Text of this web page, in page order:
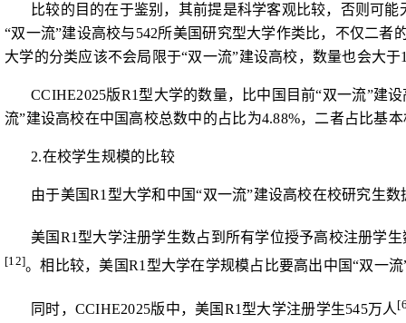
比较的目的在于鉴别，其前提是科学客观比较，否则可
“双一流”建设高校与542所美国研究型大学作类比，不仅二者
大学的分类应该不会局限于“双一流”建设高校，数量也会大于
CCIHE2025版R1 型大学的数量，比中国目前“双一流”建
流”建设高校在中国高校总数中的占比为4.88%，二者占比基
2.在校学生规模的比较
由于美国R1 型大学和中国“双一流”建设高校在校研究生
美国 R1 型大学注册学生数占到所有学位授予高校注册学生
[12]。相比较，美国R1 型大学在学规模占比要高出中国“双一
同时， CCIHE2025版中，美国 R1 型大学注册学生545万人 [